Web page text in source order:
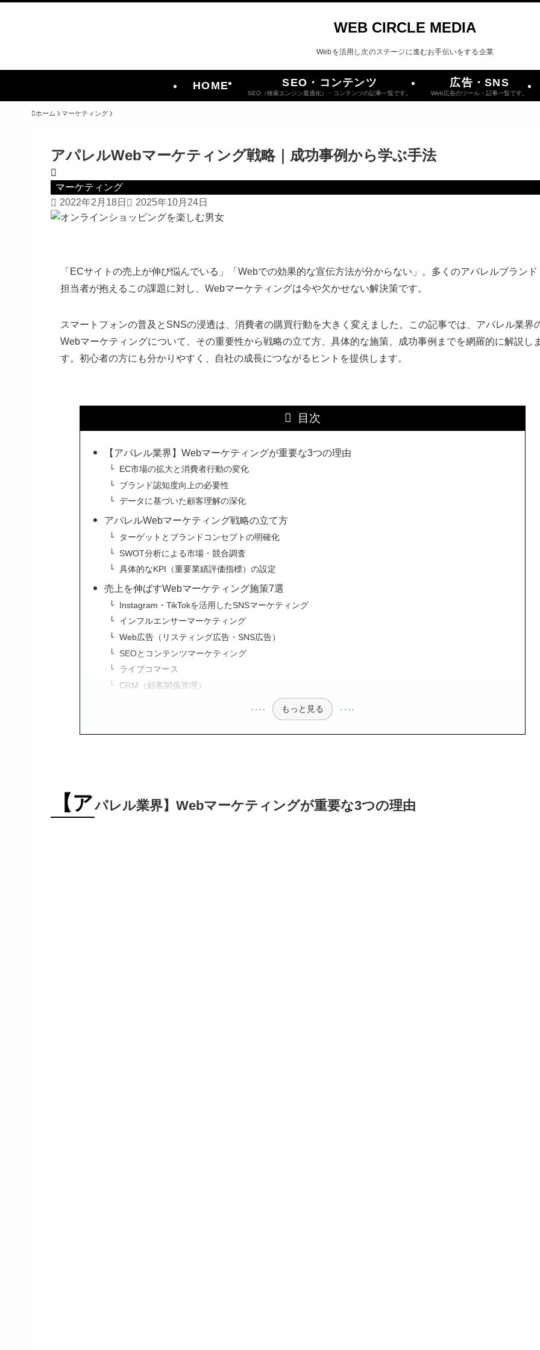
WEB CIRCLE MEDIA
Webを活用し次のステージに進むお手伝いをする企業
HOME SEO・コンテンツ
SEO（検索エンジン最適化）・コンテンツの記事一覧です。
広告・SNS
Web広告のツール・記事一覧です。
ホーム マーケティング
アパレルWebマーケティング戦略｜成功事例から学ぶ手法
マーケティング
2022年2月18日
2025年10月24日
「ECサイトの売上が伸び悩んでいる」「Webでの効果的な宣伝方法が分からない」。多くのアパレルブランド
担当者が抱えるこの課題に対し、Webマーケティングは今や欠かせない解決策です。
スマートフォンの普及とSNSの浸透は、消費者の購買行動を大きく変えました。この記事では、アパレル業界
Webマーケティングについて、その重要性から戦略の立て方、具体的な施策、成功事例までを網羅的に解説し
す。初心者の方にも分かりやすく、自社の成長につながるヒントを提供します。
目次
【アパレル業界】Webマーケティングが重要な3つの理由
EC市場の拡大と消費者行動の変化
ブランド認知度向上の必要性
データに基づいた顧客理解の深化
アパレルWebマーケティング戦略の立て方
ターゲットとブランドコンセプトの明確化
SWOT分析による市場・競合調査
具体的なKPI（重要業績評価指標）の設定
売上を伸ばすWebマーケティング施策7選
Instagram・TikTokを活用したSNSマーケティング
インフルエンサーマーケティング
Web広告（リスティング広告・SNS広告）
SEOとコンテンツマーケティング
ライブコマース
CRM（顧客関係管理）
もっと見る
【アパレル業界】Webマーケティングが重要な3つの理由